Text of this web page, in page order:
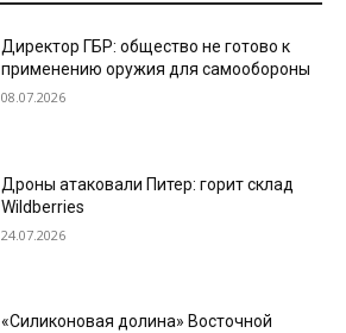
Директор ГБР: общество не готово к
применению оружия для самообороны
08.07.2026
Дроны атаковали Питер: горит склад
Wildberries
24.07.2026
«Силиконовая долина» Восточной